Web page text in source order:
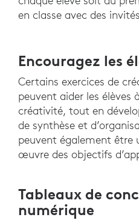
en classe avec des
Encouragez les
Certains exercices de
peuvent aider les élèves
créativité, tout en
de synthèse et
peuvent également être
œuvre des objectifs
Tableaux de
numérique